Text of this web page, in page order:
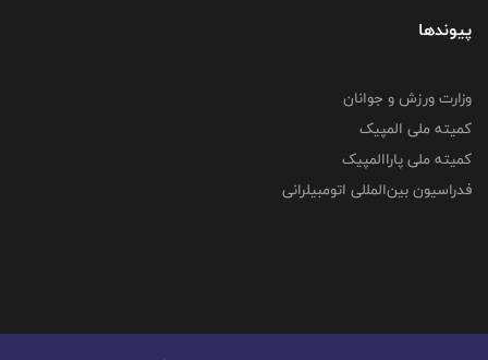
پیوندها
وزارت ورزش و جوانان
کمیته ملی المپیک
کمیته ملی پاراالمپیک
فدراسیون بین‌المللی اتومبیلرانی